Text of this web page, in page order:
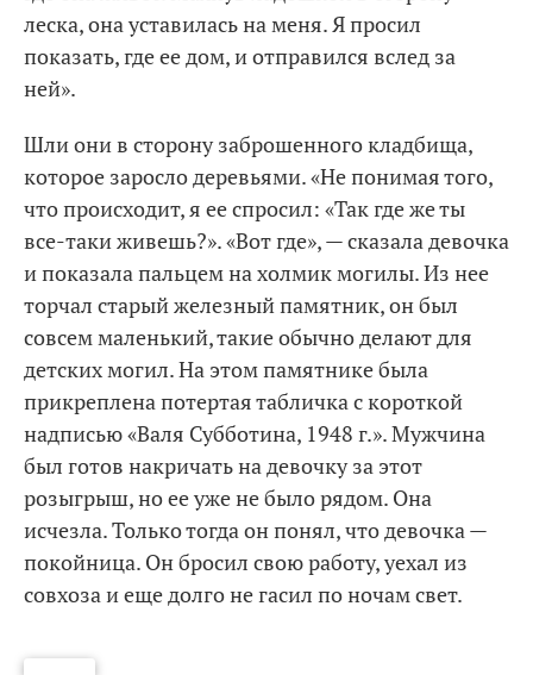
леска, она уставилась на меня. Я просил
показать, где ее дом, и отправился вслед за
ней».
Шли они в сторону заброшенного кладбища,
которое заросло деревьями. «Не понимая того,
что происходит, я ее спросил: «Так где же ты
все-таки живешь?». «Вот где», — сказала девочка
и показала пальцем на холмик могилы. Из нее
торчал старый железный памятник, он был
совсем маленький, такие обычно делают для
детских могил. На этом памятнике была
прикреплена потертая табличка с короткой
надписью «Валя Субботина, 1948 г.». Мужчина
был готов накричать на девочку за этот
розыгрыш, но ее уже не было рядом. Она
исчезла. Только тогда он понял, что девочка —
покойница. Он бросил свою работу, уехал из
совхоза и еще долго не гасил по ночам свет.